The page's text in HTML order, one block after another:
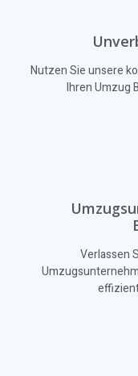
Nutzen Sie unsere
Ihren Umzug
Verlassen